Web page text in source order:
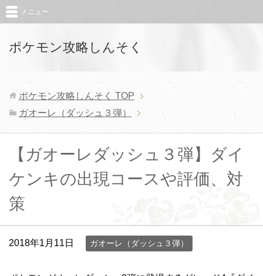
ポケモン攻略しんそく
メニュー
ポケモン攻略しんそく TOP
ガオーレ（ダッシュ３弾）
【ガオーレダッシュ３弾】ダイ
ケンキの出現コースや評価、対
策
2018年1月11日 ガオーレ（ダッシュ３弾）